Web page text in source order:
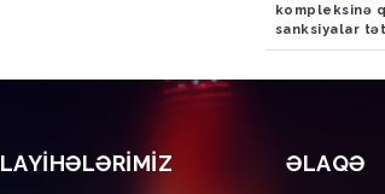
kompleksinə
sanksiyalar
LAYIHƏLƏRIMIZ ƏLAQƏ